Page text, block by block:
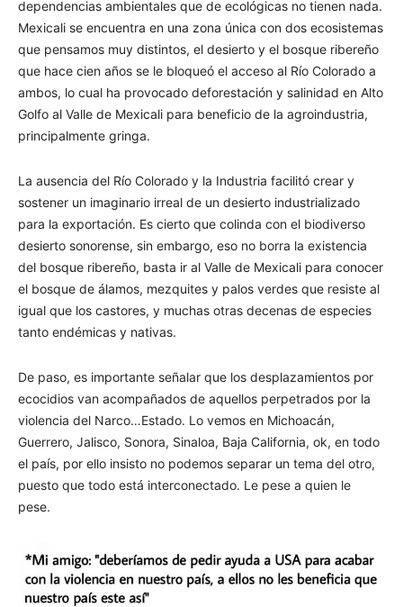
dependencias ambientales que de ecológicas no tienen nada.
Mexicali se encuentra en una zona única con dos ecosistemas
que pensamos muy distintos, el desierto y el bosque ribereño
que hace cien años se le bloqueó el acceso al Río Colorado a
ambos, lo cual ha provocado deforestación y salinidad en Alto
Golfo al Valle de Mexicali para beneficio de la agroindustria,
principalmente gringa.
La ausencia del Río Colorado y la Industria facilitó crear y
sostener un imaginario irreal de un desierto industrializado
para la exportación. Es cierto que colinda con el biodiverso
desierto sonorense, sin embargo, eso no borra la existencia
del bosque ribereño, basta ir al Valle de Mexicali para conocer
el bosque de álamos, mezquites y palos verdes que resiste al
igual que los castores, y muchas otras decenas de especies
tanto endémicas y nativas.
De paso, es importante señalar que los desplazamientos por
ecocidios van acompañados de aquellos perpetrados por la
violencia del Narco…Estado. Lo vemos en Michoacán,
Guerrero, Jalisco, Sonora, Sinaloa, Baja California, ok, en todo
el país, por ello insisto no podemos separar un tema del otro,
puesto que todo está interconectado. Le pese a quien le
pese.